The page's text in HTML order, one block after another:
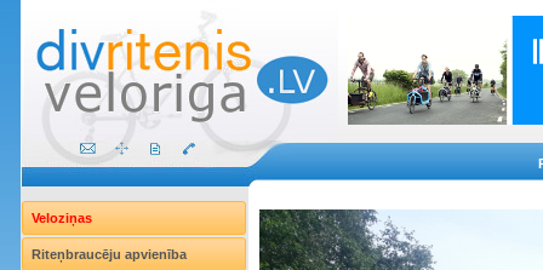
Veloziņas
Riteņbraucēju apvienība